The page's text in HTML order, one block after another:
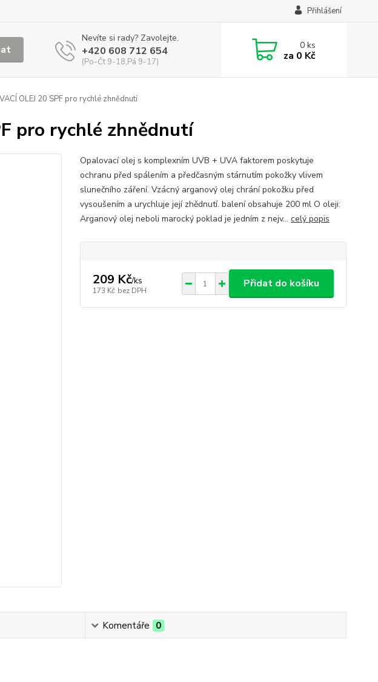
Přihlášení
Nevíte si rady? Zavolejte.
+420 608 712 654
(Po-Čt 9-18,Pá 9-17)
0ks
za 0 Kč
OLEJ 20 SPF pro rychlé zhnědnutí
pro rychlé zhnědnutí
Opalovací olej s komplexním UVB + UVA faktorem poskytuje
ochranu před spálením a předčasným stárnutím pokožky vlivem
slunečního záření. Vzácný arganový olej chrání pokožku před
vysoušením a urychluje její zhědnutí. balení obsahuje 200 ml O oleji:
Arganový olej neboli marocký poklad je jedním z nejv... celý popis
209 Kč/ks
173 Kč bez DPH
Přidat do košíku
Komentáře 0